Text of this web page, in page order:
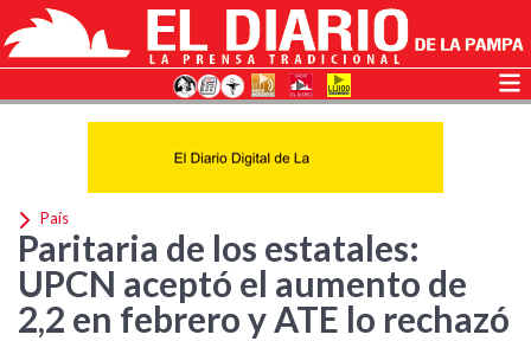
País
Paritaria de los estatales:
UPCN aceptó el aumento de
2,2 en febrero y ATE lo rechazó